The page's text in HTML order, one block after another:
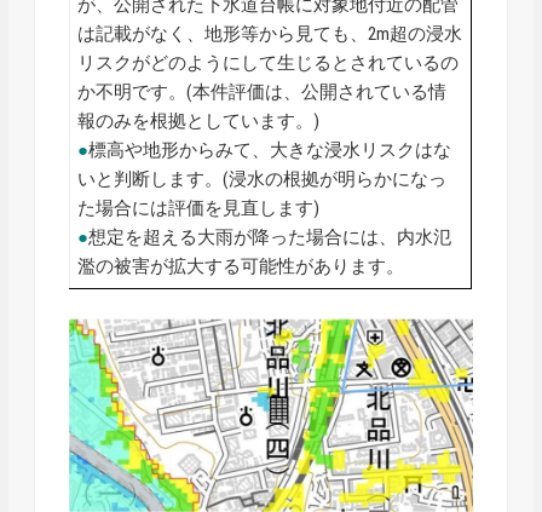
が、公開された下水道台帳に対象地付近の配管
は記載がなく、地形等から見ても、2m超の浸水
リスクがどのようにして生じるとされているの
か不明です。(本件評価は、公開されている情
報のみを根拠としています。)
●標高や地形からみて、大きな浸水リスクはな
いと判断します。(浸水の根拠が明らかになっ
た場合には評価を見直します)
●想定を超える大雨が降った場合には、内水氾
濫の被害が拡大する可能性があります。